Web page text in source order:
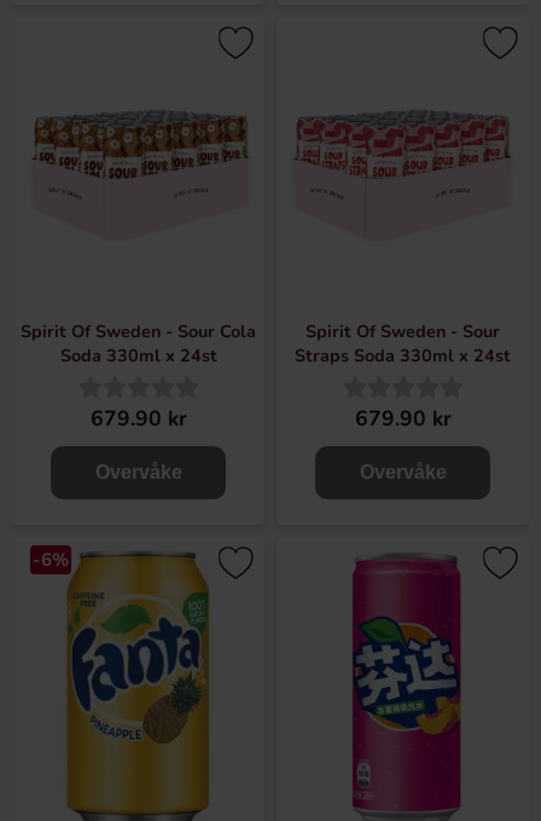
Spirit Of Sweden - Sour Cola
Soda 330ml x 24st
679.90 kr
Overvåke
Spirit Of Sweden - Sour
Straps Soda 330ml x 24st
679.90 kr
Overvåke
-6%